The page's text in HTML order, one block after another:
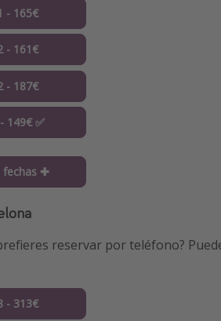
- 165€
- 161€
- 187€
149€ ✅
fechas ✚
reservar por teléfono?
- 313€